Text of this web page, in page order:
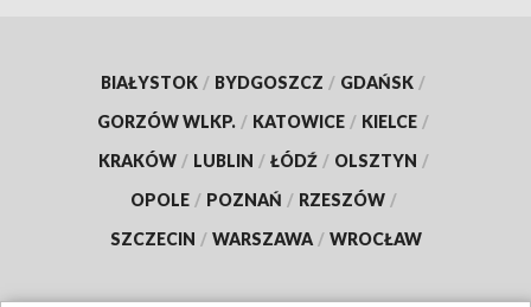
BIAŁYSTOK / BYDGOSZCZ / GDAŃSK /
GORZÓW WLKP. / KATOWICE / KIELCE /
KRAKÓW / LUBLIN / ŁÓDŹ / OLSZTYN /
OPOLE / POZNAŃ / RZESZÓW /
SZCZECIN / WARSZAWA / WROCŁAW